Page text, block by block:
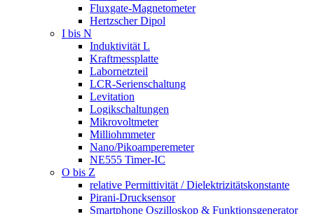
Fluxgate-Magnetometer
Hertzscher Dipol
I bis N
Induktivität L
Kraftmessplatte
Labornetzteil
LCR-Serienschaltung
Levitation
Logikschaltungen
Mikrovoltmeter
Milliohmmeter
Nano/Pikoamperemeter
NE555 Timer-IC
O bis Z
relative Permittivität / Dielektrizitätskonstante
Pirani-Drucksensor
Smartphone Oszilloskop & Funktionsgenerator